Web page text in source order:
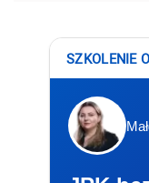
SZKOLENIE